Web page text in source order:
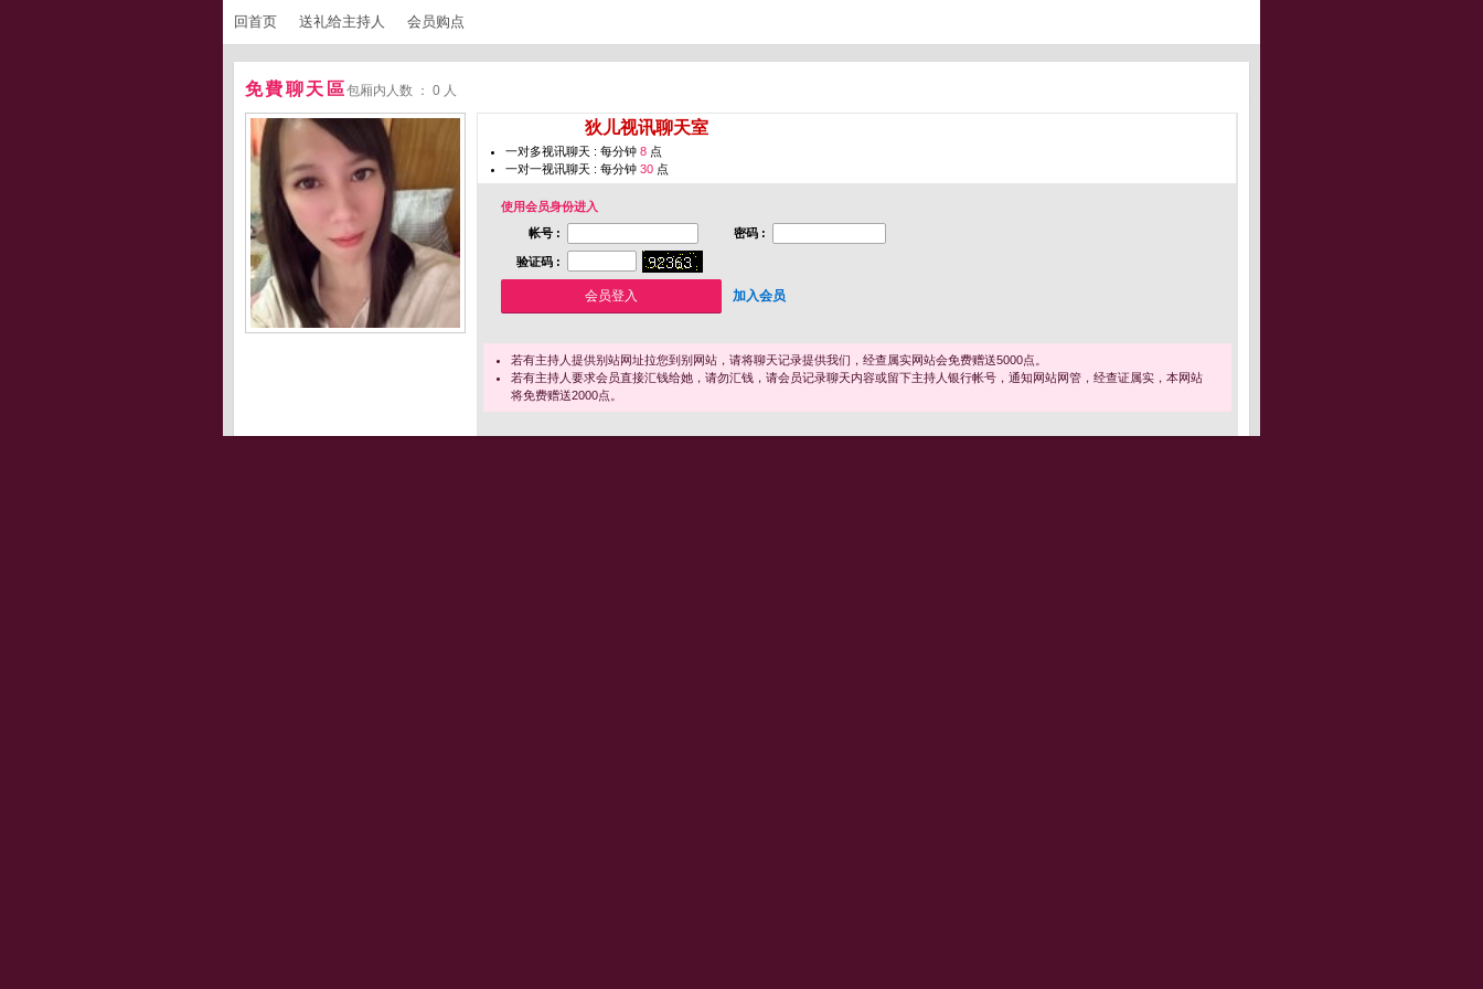
回首页 送礼给主持人 会员购点
免費聊天區包厢内人数 ： 0 人
狄儿视讯聊天室
一对多视讯聊天 : 每分钟 8 点
一对一视讯聊天 : 每分钟 30 点
使用会员身份进入
帐号 :
密码 :
验证码 :
加入会员
若有主持人提供别站网址拉您到别网站，请将聊天记录提供我们，经查属实网站会免费赠送5000点。
若有主持人要求会员直接汇钱给她，请勿汇钱，请会员记录聊天内容或留下主持人银行帐号，通知网站网管，经查证属实，本网站
将免费赠送2000点。